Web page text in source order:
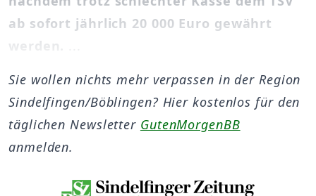
ab sofort jährlich 20 000 Euro gewährt
werden.
Sie wollen nichts mehr verpassen in der Region
Sindelfingen/Böblingen? Hier kostenlos für den
täglichen Newsletter GutenMorgenBB
anmelden.